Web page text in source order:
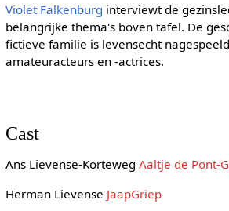
Violet Falkenburg interviewt de
belangrijke thema's boven tafel. De
fictieve familie is levensecht
amateuracteurs en -actrices.
Cast
Ans Lievense-Korteweg Aaltje de Pont-
Herman Lievense JaapGriep